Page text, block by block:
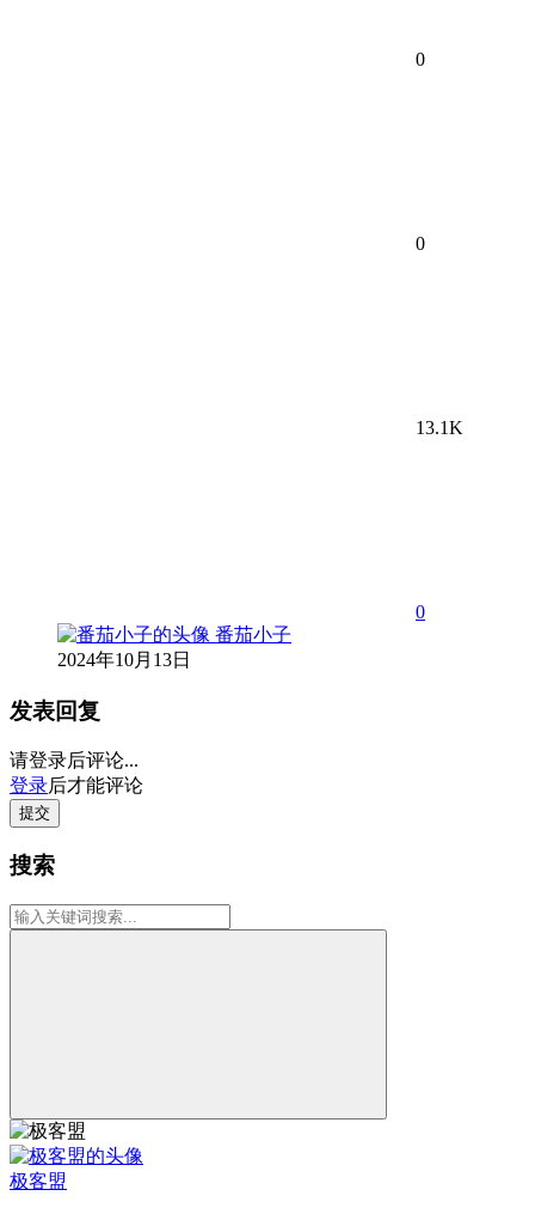
0
0
13.1K
0
番茄小子
2024年10月13日
发表回复
请登录后评论...
登录后才能评论
提交
搜索
极客盟